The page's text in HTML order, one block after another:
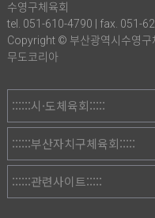
수영구체육회
tel. 051-610-4790 | fax. 051-
Copyright © 부산광역시수영
무도코리아